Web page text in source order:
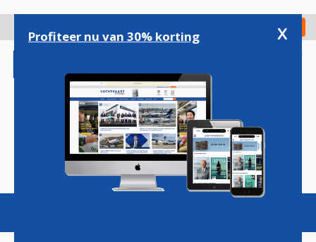
gaan
Check in
Magazine Podcasts Vacatures
Profiteer nu van 30% korting x